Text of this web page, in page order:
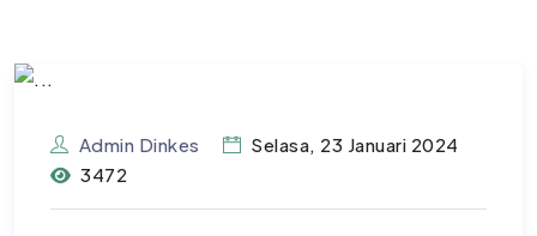
Admin Dinkes
Selasa, 23 Januari 2024
3472